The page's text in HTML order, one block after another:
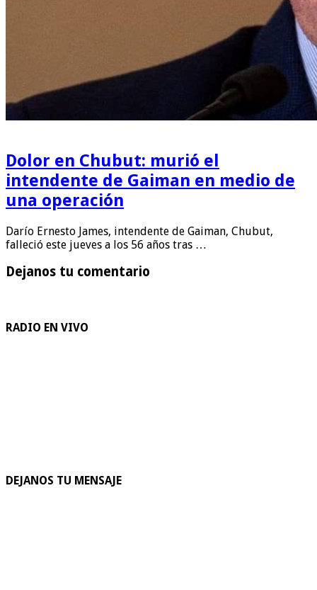
Dolor en Chubut: murió el
intendente de Gaiman en medio de
una operación
Darío Ernesto James, intendente de Gaiman, Chubut,
falleció este jueves a los 56 años tras …
Dejanos tu comentario
RADIO EN VIVO
DEJANOS TU MENSAJE